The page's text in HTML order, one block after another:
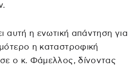
αυτή η ενωτική απάντηση για
η καταστροφική
ο κ. Φάμελλος, δίνοντας